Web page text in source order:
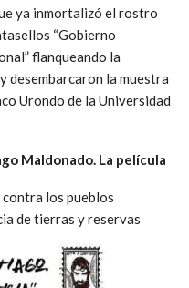
ya inmortalizó el rostro
“Gobierno
flanqueando la
desembarcaron la muestra
Urondo de la Universidad
Maldonado. La película
los pueblos
de tierras y reservas